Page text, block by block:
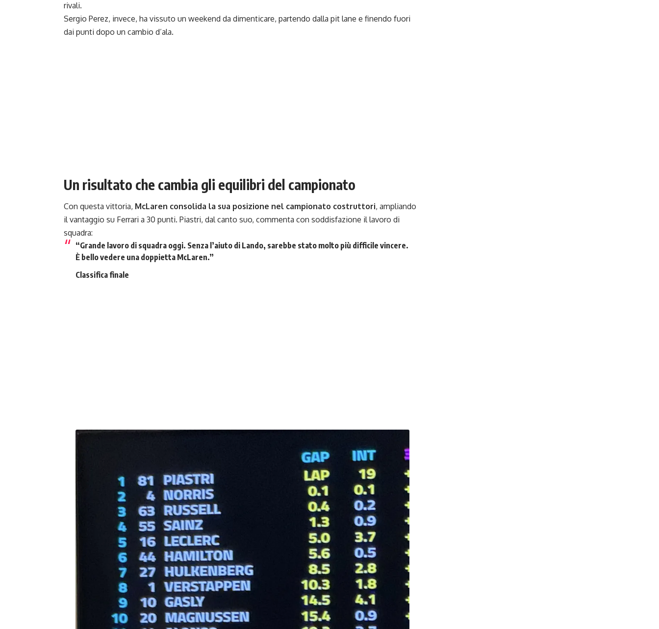
rivali.
Sergio Perez, invece, ha vissuto un weekend da dimenticare, partendo dalla pit lane e finendo fuori
dai punti dopo un cambio d’ala.
Un risultato che cambia gli equilibri del campionato
Con questa vittoria, McLaren consolida la sua posizione nel campionato costruttori, ampliando
il vantaggio su Ferrari a 30 punti. Piastri, dal canto suo, commenta con soddisfazione il lavoro di
squadra:
“Grande lavoro di squadra oggi. Senza l’aiuto di Lando, sarebbe stato molto più difficile vincere.
È bello vedere una doppietta McLaren.”
Classifica finale